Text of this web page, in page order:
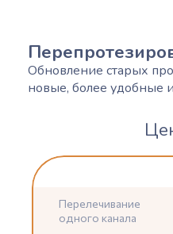
Обновление старых
новые, более удобные
Перелечивание
одного канала